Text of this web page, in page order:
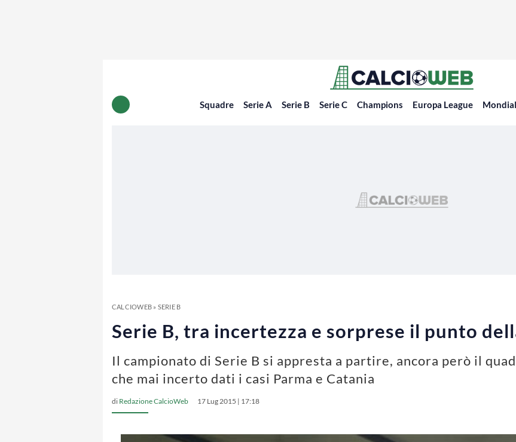
Squadre Serie A Serie B Serie C Champions Europa League
CALCIOWEB» SERIE B
Serie B, tra incertezza e sorprese il punto
Il campionato di Serie B si appresta a partire, ancora però il
che mai incerto dati i casi Parma e Catania
di Redazione CalcioWeb 17 Lug 2015 | 17:18